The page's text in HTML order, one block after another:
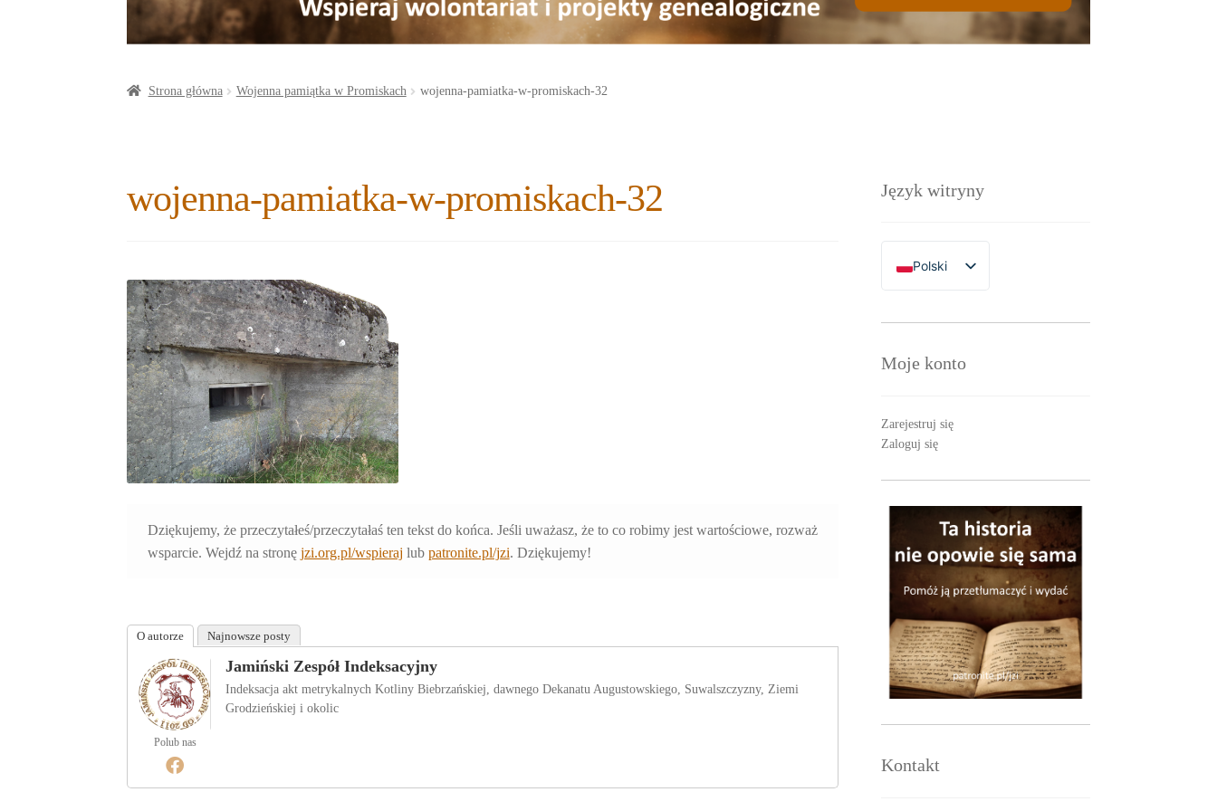
Strona główna Wojenna pamiątka w Promiskach wojenna-pamiatka-w-promiskach-32
wojenna-pamiatka-w-promiskach-32
Dziękujemy, że przeczytałeś/przeczytałaś ten tekst do końca. Jeśli uważasz, że to co robimy jest wartościowe, rozważ
wsparcie. Wejdź na stronę jzi.org.pl/wspieraj lub patronite.pl/jzi. Dziękujemy!
O autorze Najnowsze posty
Polub nas
Jamiński Zespół Indeksacyjny
Indeksacja akt metrykalnych Kotliny Biebrzańskiej, dawnego Dekanatu Augustowskiego, Suwalszczyzny, Ziemi
Grodzieńskiej i okolic
Język witryny
Polski
English
Moje konto
Zarejestruj się
Zaloguj się
Kontakt